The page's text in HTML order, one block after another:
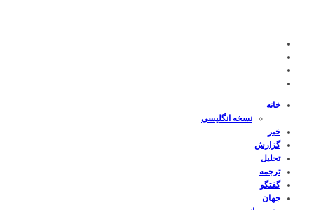
خانه
نسخه انگلیسی
خبر
گزارش
تحلیل
ترجمه
گفتگو
جهان